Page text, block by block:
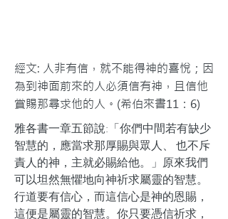
經文: 人非有信，就不能得神的喜悅；因
為到神面前來的人必須信有神，且信他
賞賜那尋求他的人。(希伯來書11：6)
雅各書一章五節說:「你們中間若有缺少
智慧的，應當求那厚賜與眾人、 也不斥
責人的神，主就必賜給他。」原來我們
可以坦然無懼地向神祈求屬靈的智慧。
行道要有信心，而這信心是神的恩賜，
這便是屬靈的智慧。你只要憑信祈求，